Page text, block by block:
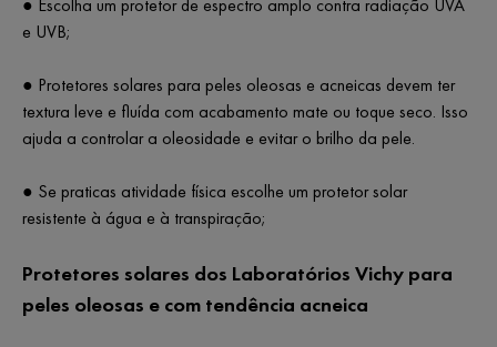
● Escolha um protetor de espectro amplo contra radiação UVA
e UVB;
● Protetores solares para peles oleosas e acneicas devem ter
textura leve e fluída com acabamento mate ou toque seco. Isso
ajuda a controlar a oleosidade e evitar o brilho da pele.
● Se praticas atividade física escolhe um protetor solar
resistente à água e à transpiração;
Protetores solares dos Laboratórios Vichy para
peles oleosas e com tendência acneica